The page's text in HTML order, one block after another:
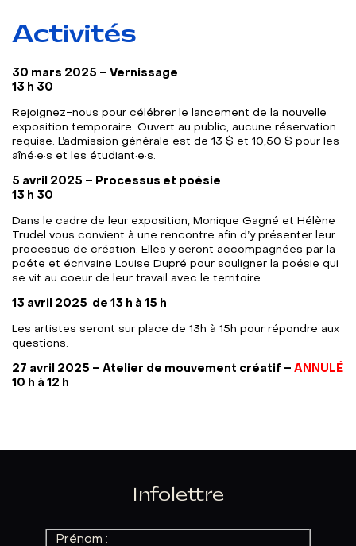
Activités
30 mars 2025 – Vernissage
13 h 30
Rejoignez-nous pour célébrer le lancement de la nouvelle
exposition temporaire. Ouvert au public, aucune réservation
requise. L’admission générale est de 13 $ et 10,50 $ pour les
aîné·e·s et les étudiant·e·s.
5 avril 2025 – Processus et poésie
13 h 30
Dans le cadre de leur exposition, Monique Gagné et Hélène
Trudel vous convient à une rencontre afin d’y présenter leur
processus de création. Elles y seront accompagnées par la
poéte et écrivaine Louise Dupré pour souligner la poésie qui
se vit au coeur de leur travail avec le territoire.
13 avril 2025 de 13 h à 15 h
Les artistes seront sur place de 13h à 15h pour répondre aux
questions.
27 avril 2025 – Atelier de mouvement créatif – ANNULÉ
10 h à 12 h
Infolettre
Prénom :